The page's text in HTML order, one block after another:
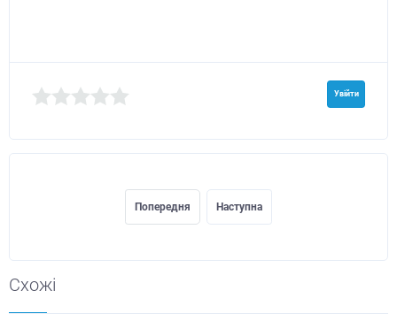
Увійти
Попередня Наступна
Схожі